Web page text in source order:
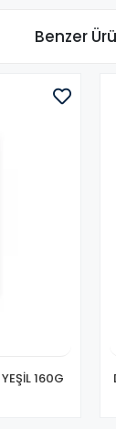
Benzer
160G